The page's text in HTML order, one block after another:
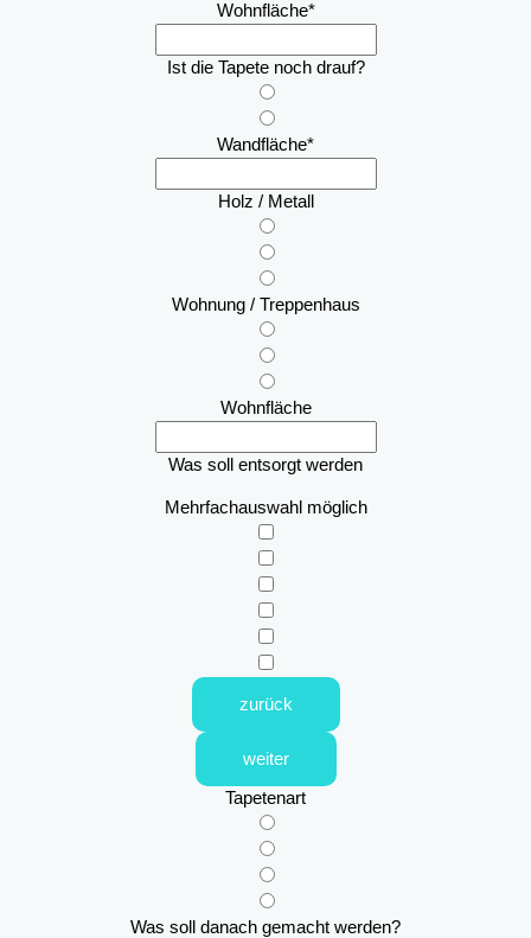
Wohnfläche*
Ist die Tapete noch drauf?
Wandfläche*
Holz / Metall
Wohnung / Treppenhaus
Wohnfläche
Was soll entsorgt werden
Mehrfachauswahl möglich
zurück
weiter
Tapetenart
Was soll danach gemacht werden?